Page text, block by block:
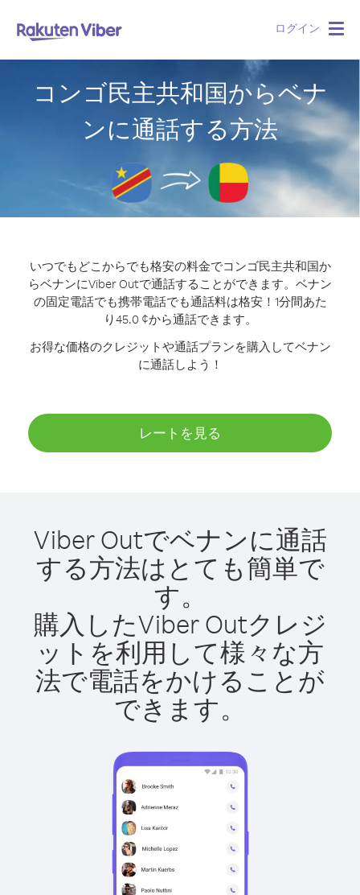
ログイン
コンゴ民主共和国からベナ
ンに通話する方法
いつでもどこからでも格安の料金でコンゴ民主共和国か
らベナンにViber Outで通話することができます。 ベナン
の固定電話でも携帯電話でも通話料は格安！1分間あた
り45.0 ¢から通話できます。
お得な価格のクレジットや通話プランを購入してベナン
に通話しよう！
レートを見る
Viber Outでベナンに通話
する方法はとても簡単で
す。
購入したViber Outクレジ
ットを利用して様々な方
法で電話をかけることが
できます。